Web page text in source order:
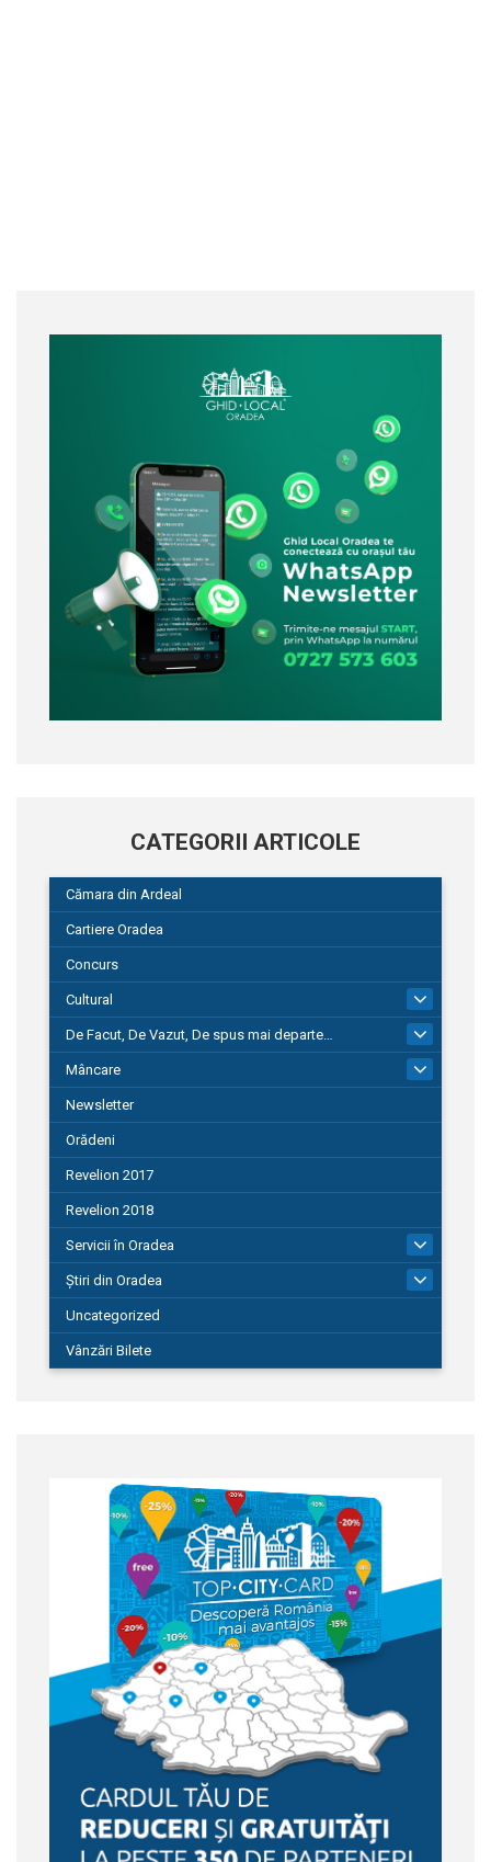
CATEGORII ARTICOLE
Cămara din Ardeal
Cartiere Oradea
Concurs
Cultural
De Facut, De Vazut, De spus mai departe…
580
Mâncare
Newsletter
Orădeni
Revelion 2017
Revelion 2018
Servicii în Oradea
Știri din Oradea
Uncategorized
Vânzări Bilete